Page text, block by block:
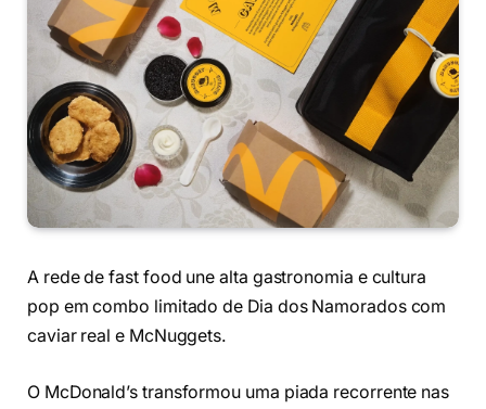
A rede de fast food une alta gastronomia e cultura
pop em combo limitado de Dia dos Namorados com
caviar real e McNuggets.
O McDonald’s transformou uma piada recorrente nas